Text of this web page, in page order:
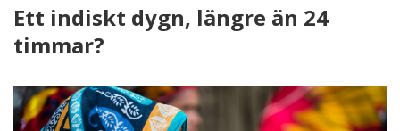
Ett indiskt dygn, längre än 24
timmar?